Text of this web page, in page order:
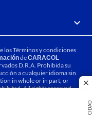
losTérminos y condiciones
deCARACOL
D.R.A. Prohibida su
a cualquier idioma sin
in whole or in part, or
All rights reserved